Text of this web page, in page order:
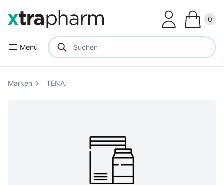
Menü
0
Marken TENA